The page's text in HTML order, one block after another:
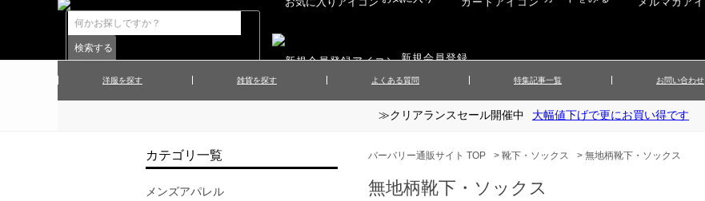
新規会員登録
洋服を探す
▲メンズニット
▲レディースワンピース ▲レディーススカート
雑貨を探す
▲財布・キーケース
▲アクセサリー ▲靴下・ソックス ▲靴／シューズ
▲マフラー／ストール ▲手袋／グローブ ▲文具
よくある質問 特集記事一覧 お問い合わせ
≫クリアランスセール開催中 大幅値下げで更にお買い得です
バーバリー通販サイト TOP > 靴下・ソックス > 無地柄靴下・ソックス
無地柄靴下・ソックス
カテゴリ一覧
メンズアパレル